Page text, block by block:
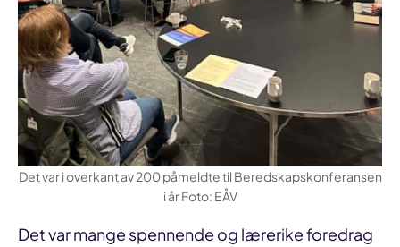
Det var i overkant av 200 påmeldte til Beredskapskonferansen
i år Foto: EÅV
Det var mange spennende og lærerike foredrag